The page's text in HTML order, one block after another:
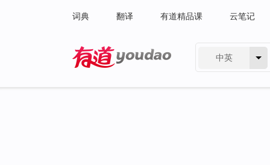
词典 翻译 有道精品课 云笔记
中英